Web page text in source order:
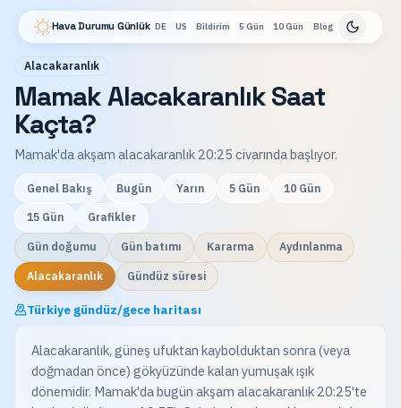
Hava Durumu Günlük DE US Bildirim 5 Gün 10 Gün Blog
Alacakaranlık
Mamak Alacakaranlık Saat
Kaçta?
Mamak'da akşam alacakaranlık 20:25 civarında başlıyor.
Genel Bakış Bugün Yarın 5 Gün 10 Gün
15 Gün Grafikler
Gün doğumu Gün batımı Kararma Aydınlanma
Alacakaranlık Gündüz süresi
Türkiye gündüz/gece haritası
Alacakaranlık, güneş ufuktan kaybolduktan sonra (veya
doğmadan önce) gökyüzünde kalan yumuşak ışık
dönemidir. Mamak'da bugün akşam alacakaranlık 20:25'te